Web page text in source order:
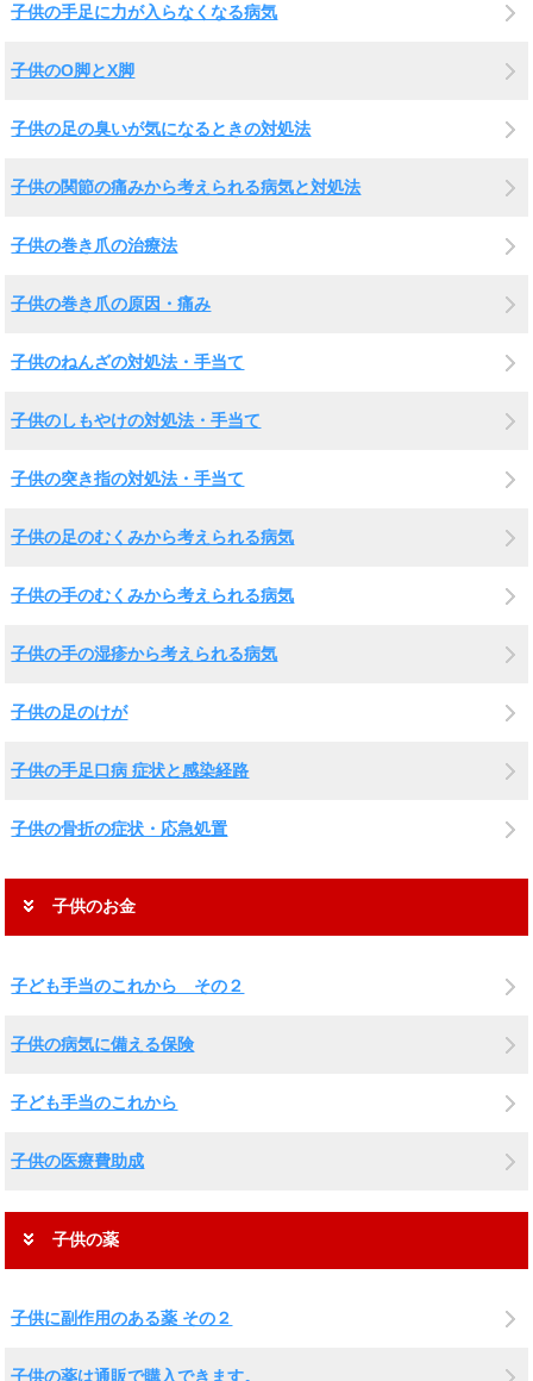
子供の手足に力が入らなくなる病気
子供のO脚とX脚
子供の足の臭いが気になるときの対処法
子供の関節の痛みから考えられる病気と対処法
子供の巻き爪の治療法
子供の巻き爪の原因・痛み
子供のねんざの対処法・手当て
子供のしもやけの対処法・手当て
子供の突き指の対処法・手当て
子供の足のむくみから考えられる病気
子供の手のむくみから考えられる病気
子供の手の湿疹から考えられる病気
子供の足のけが
子供の手足口病 症状と感染経路
子供の骨折の症状・応急処置
子供のお金
子ども手当のこれから その２
子供の病気に備える保険
子ども手当のこれから
子供の医療費助成
子供の薬
子供に副作用のある薬 その２
子供の薬は通販で購入できます。